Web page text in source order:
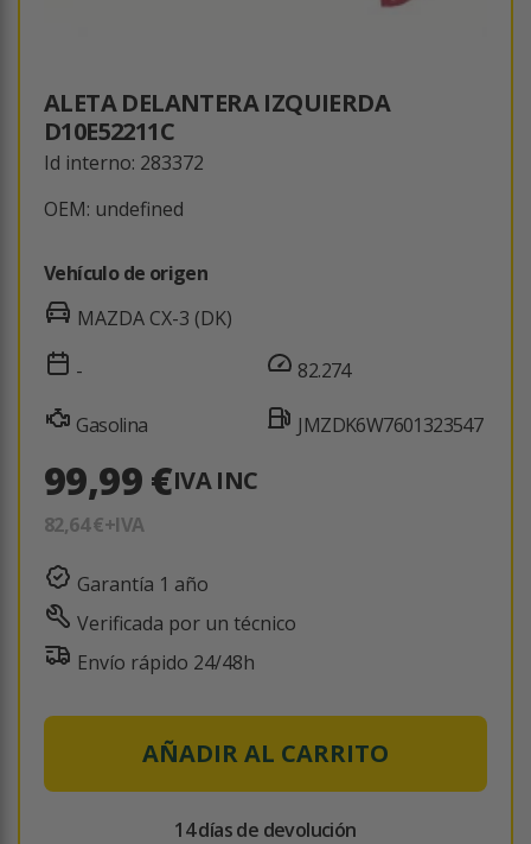
ALETA DELANTERA IZQUIERDA
D10E52211C
Id interno: 283372
OEM: undefined
Vehículo de origen
MAZDA CX-3 (DK)
-
Gasolina
82.274
JMZDK6W7601323547
99,99 €IVA INC
82,64 €+IVA
Garantía 1 año
Verificada por un técnico
Envío rápido 24/48h
AÑADIR AL CARRITO
14 días de devolución